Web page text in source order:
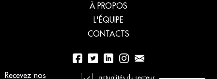
Recevez nos actualités du secteur
À PROPOS
L'ÉQUIPE
CONTACTS
01 56 77 04 00